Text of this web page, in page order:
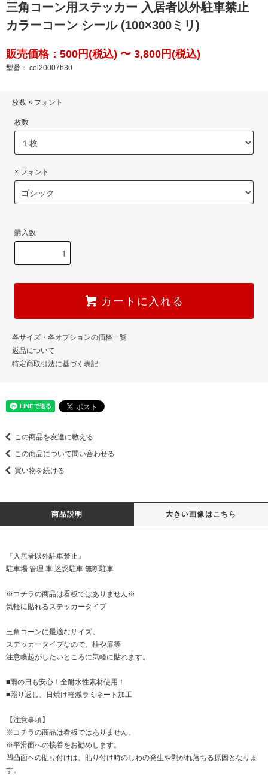
三角コーン用ステッカー 入居者以外駐車禁止
カラーコーン シール (100×300ミリ)
販売価格：500円(税込) 〜 3,800円(税込)
型番： col20007h30
枚数 × フォント
枚数
× フォント
購入数
カートに入れる
各サイズ・各オプションの価格一覧
返品について
特定商取引法に基づく表記
この商品を友達に教える
この商品について問い合わせる
買い物を続ける
商品説明 大きい画像はこちら
『入居者以外駐車禁止』
駐車場 管理 車 迷惑駐車 無断駐車
※コチラの商品は看板ではありません※
気軽に貼れるステッカータイプ
三角コーンに最適なサイズ。
ステッカータイプなので、柱や扉等
注意喚起がしたいところに気軽に貼れます。
■雨の日も安心！全耐水性素材使用！
■照り返し、日焼け軽減ラミネート加工
【注意事項】
※コチラの商品は看板ではありません。
※平滑面への接着をお勧めします。
凹凸面への貼り付けは、貼り付け時のしわの発生や剥がれ落ちる原因となりま
す。